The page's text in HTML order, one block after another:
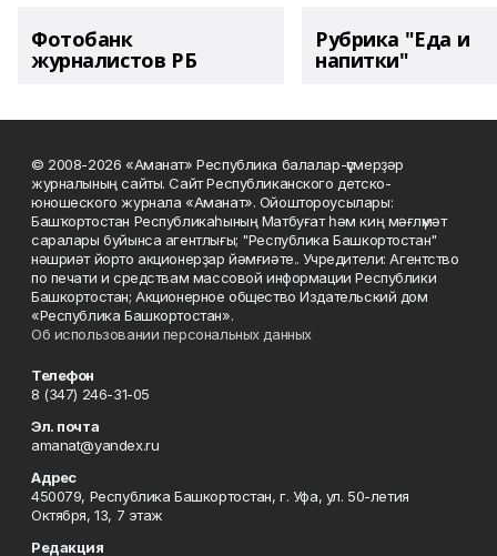
Фотобанк
журналистов РБ
Рубрика "Еда и
напитки"
© 2008-2026 «Аманат» Республика балалар-үҫмерҙәр
журналының сайты. Сайт Республиканского детско-
юношеского журнала «Аманат». Ойоштороусылары:
Башҡортостан Республикаһының Матбуғат һәм киң мәғлүмәт
саралары буйынса агентлығы; "Республика Башкортостан"
нәшриәт йорто акционерҙар йәмғиәте.. Учредители: Агентство
по печати и средствам массовой информации Республики
Башкортостан; Акционерное общество Издательский дом
«Республика Башкортостан».
Об использовании персональных данных
Телефон
8 (347) 246-31-05
Эл. почта
amanat@yandex.ru
Адрес
450079, Республика Башкортостан, г. Уфа, ул. 50-летия
Октября, 13, 7 этаж
Редакция